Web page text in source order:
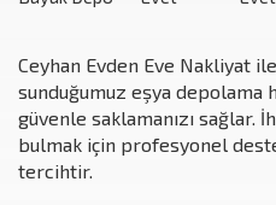
Ceyhan Evden Eve Nakliyat
sunduğumuz eşya depolama
güvenle saklamanızı sağlar.
bulmak için profesyonel
tercihtir.